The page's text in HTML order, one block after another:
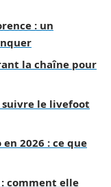
: un
la chaîne pour
le livefoot
2026 : ce que
: comment elle